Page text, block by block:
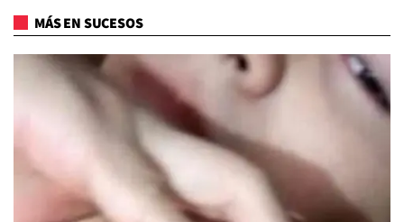
MÁS EN SUCESOS